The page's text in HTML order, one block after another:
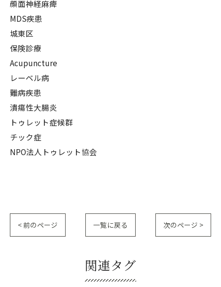
顔面神経麻痺
MDS疾患
城東区
保険診療
Acupuncture
レーベル病
難病疾患
潰瘍性大腸炎
トゥレット症候群
チック症
NPO法人トゥレット協会
< 前のページ 一覧に戻る 次のページ >
関連タグ